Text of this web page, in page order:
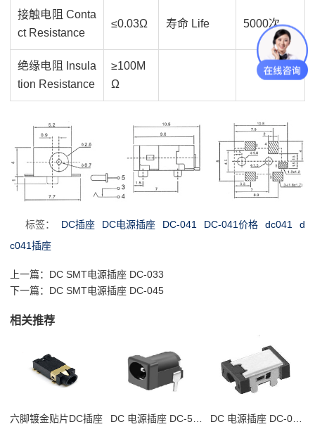
接触电阻 Conta
ct Resistance
≤0.03Ω 寿命 Life 5000次
绝缘电阻 Insula
tion Resistance
≥100M
Ω
标签： DC插座 DC电源插座 DC-041 DC-041价格 dc041
d
c041插座
上一篇： DC SMT电源插座 DC-033
下一篇： DC SMT电源插座 DC-045
相关推荐
六脚镀金贴片DC插座 DC 电源插座 DC-506B